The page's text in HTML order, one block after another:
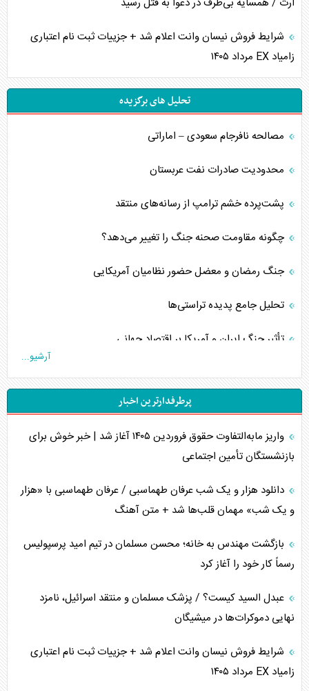
شرایط فروش نیسان وانت اعلام شد + جزییات ثبت نام اعتباری
زامیاد EX مرداد ۱۴۰۵
تحلیل های برگزیده
مصالحه نافرجام سعودی – اماراتی
محدودیت صادرات نفت عربستان
پشت‌پرده خشم ترامپ از رسانه‌های منتقد
چگونه مقاومت صحنه جنگ را تغییر می‌دهد؟
جنگ رمضان و معضل حضور نظامیان آمریکایی
تحلیل جامع پدیده تراستی‌ها
تأثیر جنگ ایران و آمریکا بر اقتصاد جهانی
اربعین، کابوس مشترک تل‌آویو-واشنگتن
برنامه هفتم توسعه در نقطه کور سیاستگذاری
اوکراین بازوی مخرب آمریکا در غرب آسیا
اهمیت راهبردی اردن برای آمریکا
پیام، ظرفیت بالفعل‌نشده تجارت ایران
همسویی عربستان با سنتکام علیه متحدان ایران
ترامپ و توهم خلع سلاح حماس
چرا کویت به دنبال شریک امنیتی جدید است؟
آرشیو...
پرطرفدارترین اخبار
واریز مابه‌التفاوت حقوق فروردین ۱۴۰۵ آغاز شد | خبر خوش برای
بازنشستگان تأمین اجتماعی
دانلود هزار و یک شب عرفان طهماسبی / عرفان طهماسبی با «هزار
و یک شب» مهمان قلب‌ها شد + متن آهنگ
بازگشت مهندس به خانه؛ محسن مسلمان در تیم امید پرسپولیس
رسماً کار خود را آغاز کرد
عبدل السید کیست؟ / پزشک مسلمان و منتقد اسرائیل، نامزد
نهایی دموکرات‌ها در میشیگان
شرایط فروش نیسان وانت اعلام شد + جزییات ثبت نام اعتباری
زامیاد EX مرداد ۱۴۰۵